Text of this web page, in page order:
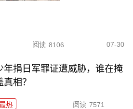
阅读 8106 07-30
年捐日军罪证遭威胁，谁在掩
真相？
热 阅读 7571